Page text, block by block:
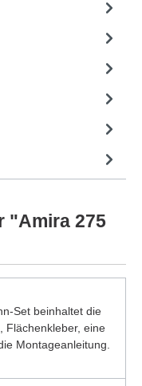
"Amira 275
Set beinhaltet die
Flächenkleber, eine
Montageanleitung.